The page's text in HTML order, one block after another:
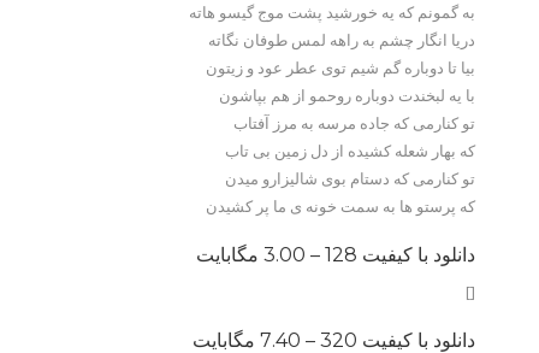
به گمونم که یه خورشید پشت موج گیسو هاته
دریا انگار چشم به راهه لمس طوفان نگاته
بیا تا دوباره گم شیم توی عطر عود و زیتون
با یه لبخندت دوباره روحمو از هم بپاشون
تو کنارمی که جاده مرسه به مرز آفتاب
که بهار شعله کشیده از دل زمین بی تاب
تو کنارمی که دستام بوی شالیزارو میدن
که پرستو ها به سمت خونه ی ما پر کشیدن
دانلود با کیفیت 128 – 3.00 مگابایت
[]
دانلود با کیفیت 320 – 7.40 مگابایت